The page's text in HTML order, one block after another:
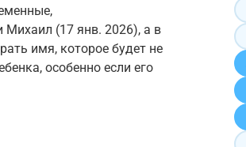
(17 янв. 2026), а в
имя, которое будет не
особенно если его